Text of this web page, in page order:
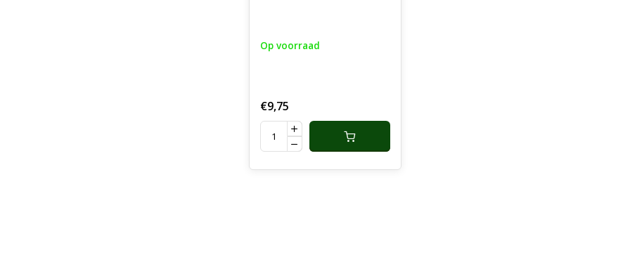
Op voorraad
€9,75